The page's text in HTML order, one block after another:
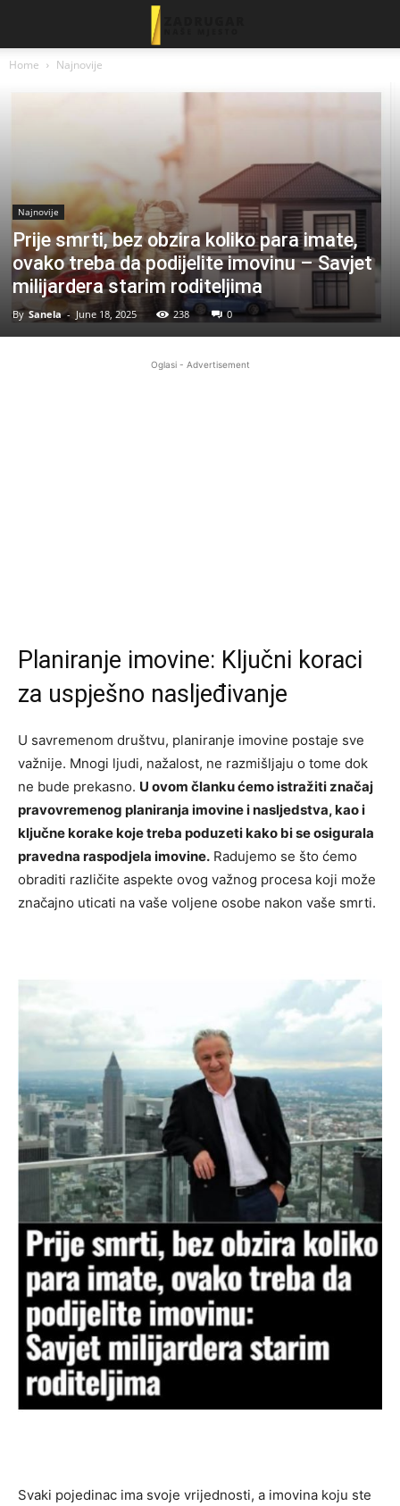
Home Najnovije
Najnovije
Prije smrti, bez obzira koliko para imate,
ovako treba da podijelite imovinu – Savjet
milijardera starim roditeljima
By Sanela - June 18, 2025 238 0
Oglasi - Advertisement
Planiranje imovine: Ključni koraci
za uspješno nasljeđivanje
U savremenom društvu, planiranje imovine postaje sve
važnije. Mnogi ljudi, nažalost, ne razmišljaju o tome dok
ne bude prekasno. U ovom članku ćemo istražiti značaj
pravovremenog planiranja imovine i nasljedstva, kao i
ključne korake koje treba poduzeti kako bi se osigurala
pravedna raspodjela imovine. Radujemo se što ćemo
obraditi različite aspekte ovog važnog procesa koji može
značajno uticati na vaše voljene osobe nakon vaše smrti.
Svaki pojedinac ima svoje vrijednosti, a imovina koju ste